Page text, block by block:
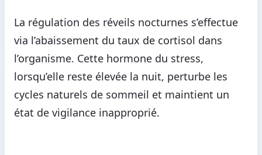
La régulation des réveils nocturnes s’effectue
via l’abaissement du taux de cortisol dans
l’organisme. Cette hormone du stress,
lorsqu’elle reste élevée la nuit, perturbe les
cycles naturels de sommeil et maintient un
état de vigilance inapproprié.